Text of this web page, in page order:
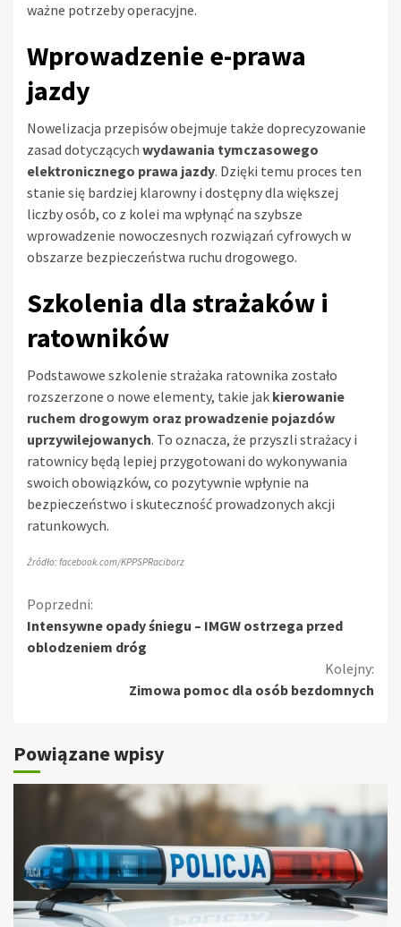
ważne potrzeby operacyjne.
Wprowadzenie e-prawa
jazdy
Nowelizacja przepisów obejmuje także doprecyzowanie
zasad dotyczących wydawania tymczasowego
elektronicznego prawa jazdy. Dzięki temu proces ten
stanie się bardziej klarowny i dostępny dla większej
liczby osób, co z kolei ma wpłynąć na szybsze
wprowadzenie nowoczesnych rozwiązań cyfrowych w
obszarze bezpieczeństwa ruchu drogowego.
Szkolenia dla strażaków i
ratowników
Podstawowe szkolenie strażaka ratownika zostało
rozszerzone o nowe elementy, takie jak kierowanie
ruchem drogowym oraz prowadzenie pojazdów
uprzywilejowanych. To oznacza, że przyszli strażacy i
ratownicy będą lepiej przygotowani do wykonywania
swoich obowiązków, co pozytywnie wpłynie na
bezpieczeństwo i skuteczność prowadzonych akcji
ratunkowych.
Źródło: facebook.com/KPPSPRaciborz
Kontynuuj
czytanie
Poprzedni:
Intensywne opady śniegu – IMGW ostrzega przed
oblodzeniem dróg
Kolejny:
Zimowa pomoc dla osób bezdomnych
Powiązane wpisy